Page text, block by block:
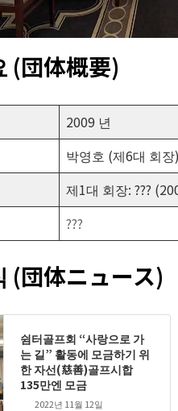
(団体概要)
2009 년
박영호 (제6대 회장)
제1대 회장: ???
???
(団体ニュース)
쉼터골프회 “사랑으로 가
는 길” 활동에 모금하기 위
한 자선(慈善)골프시합
135만엔 모금
2022년 11월 12일